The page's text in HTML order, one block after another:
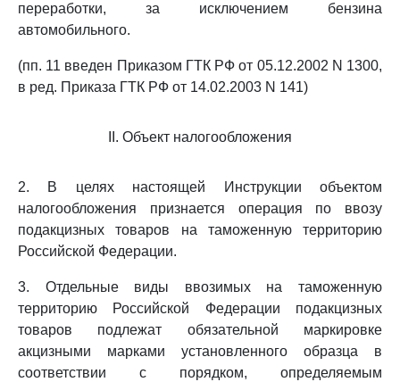
переработки, за исключением бензина
автомобильного.
(пп. 11 введен Приказом ГТК РФ от 05.12.2002 N 1300,
в ред. Приказа ГТК РФ от 14.02.2003 N 141)
II. Объект налогообложения
2. В целях настоящей Инструкции объектом
налогообложения признается операция по ввозу
подакцизных товаров на таможенную территорию
Российской Федерации.
3. Отдельные виды ввозимых на таможенную
территорию Российской Федерации подакцизных
товаров подлежат обязательной маркировке
акцизными марками установленного образца в
соответствии с порядком, определяемым